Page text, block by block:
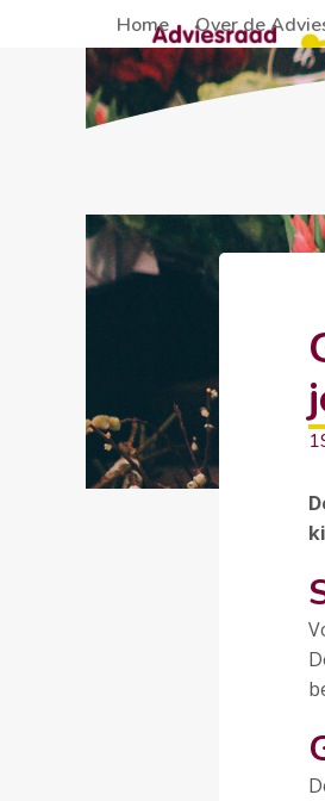
Home Over de